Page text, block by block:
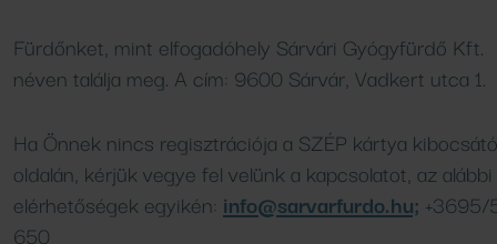
Fürdőnket, mint elfogadóhely Sárvári Gyógyfürdő Kft.
néven találja meg. A cím: 9600 Sárvár, Vadkert utca 1.
Ha Önnek nincs regisztrációja a SZÉP kártya kibocsátó
oldalán, kérjük vegye fel velünk a kapcsolatot, az alábbi
elérhetőségek egyikén: info@sarvarfurdo.hu;
650